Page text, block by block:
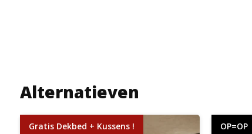
Alternatieven
Gratis Dekbed + Kussens ! OP=OP